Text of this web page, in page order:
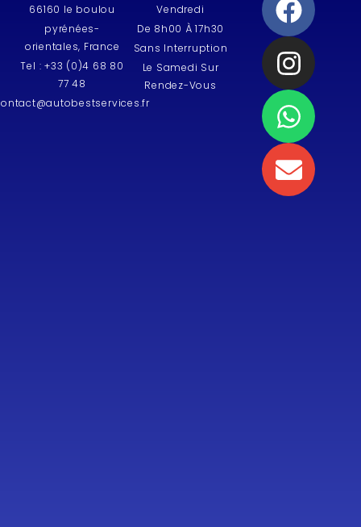
66160 le boulou
pyrénées-
orientales, France
Tel : +33 (0)4 68 80
77 48
Vendredi
De 8h00 À 17h30
Sans Interruption
Le Samedi Sur
Rendez-Vous